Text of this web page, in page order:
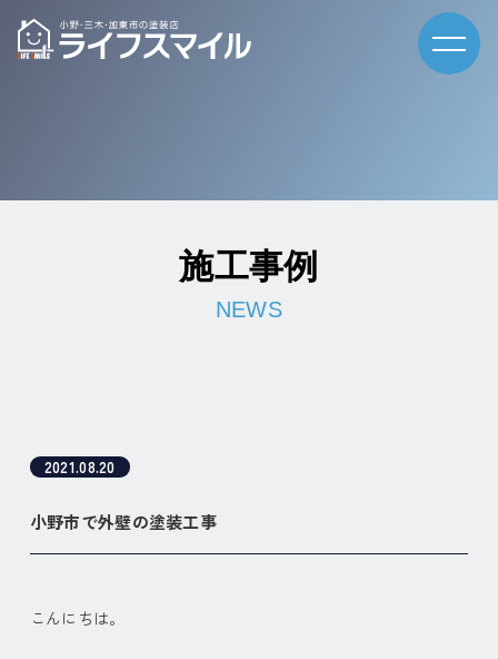
施工事例
2021.08.20
小野市で外壁の塗装工事
こんにちは。